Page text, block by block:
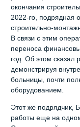
окончания
2022-го, подрядная
строительно-
В связи с этим
переноса
год. Об этом сказал
демонстрируя
больницы, почти
оборудованием.
Этот же подрядчик,
работы еще на